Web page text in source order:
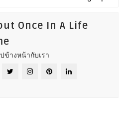
Once In A Life
ข้างหน้ากับเรา